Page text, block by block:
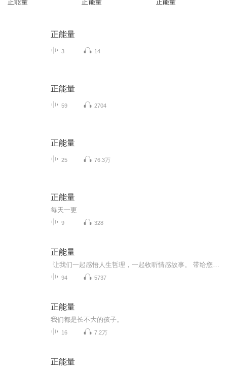
正能量 正能量 正能量
正能量
3 14
正能量
59 2704
正能量
25 76.3万
正能量
每天一更
9 328
正能量
94 5737
正能量
我们都是长不大的孩子。
16 7.2万
正能量